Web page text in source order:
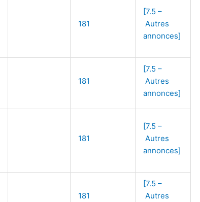
181
[7.5 –
Autres
annonces]
181
[7.5 –
Autres
annonces]
181
[7.5 –
Autres
annonces]
181
[7.5 –
Autres